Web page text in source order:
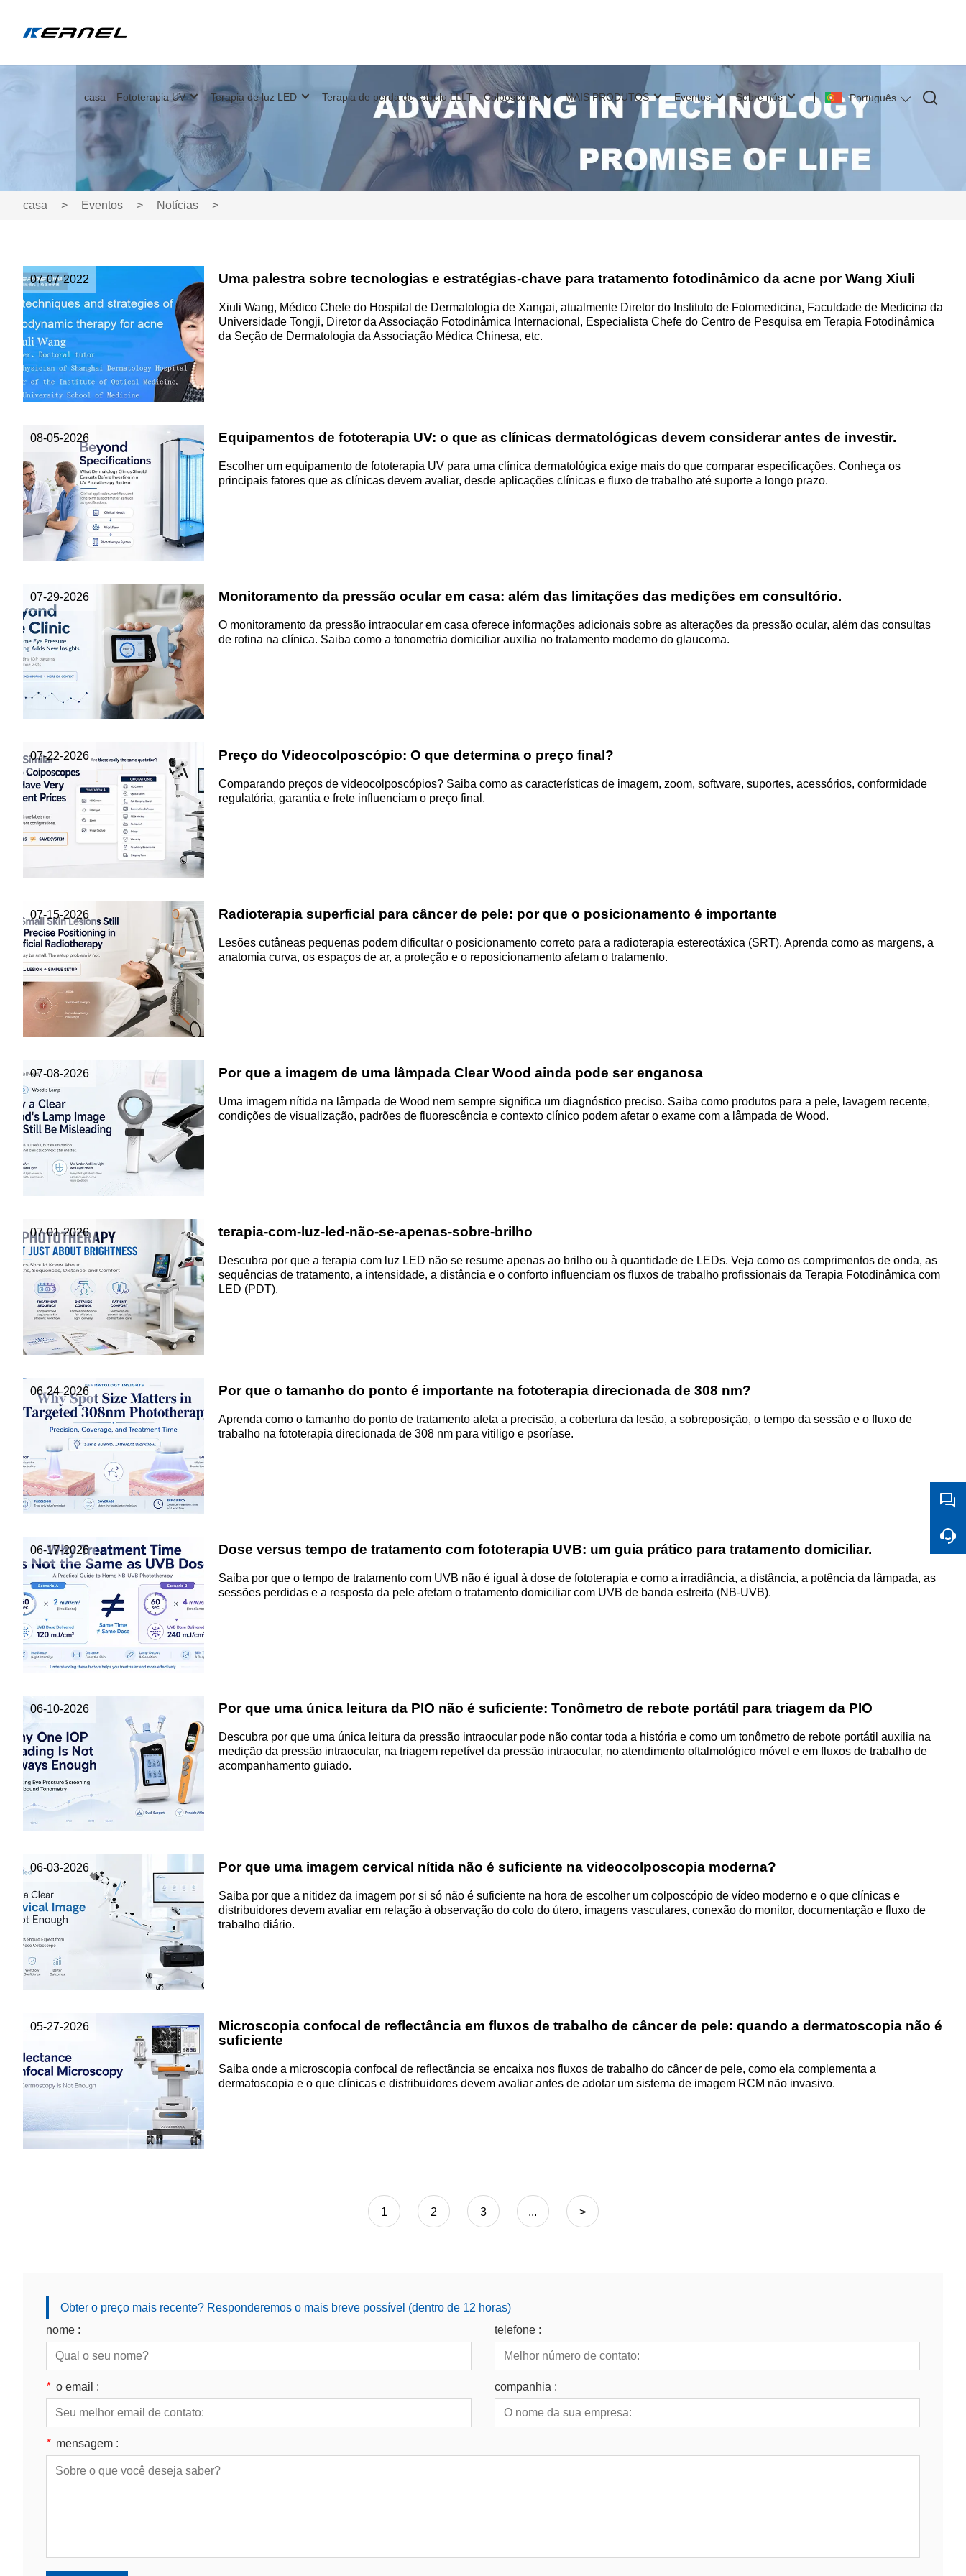
Português
casa Fototerapia UV Terapia de luz LED Terapia de perda de cabelo LLLT Colposcópio MAIS PRODUTOS Eventos Sobre nós
casa > Eventos > Notícias >
07-07-2022 Uma palestra sobre tecnologias e estratégias-chave para tratamento fotodinâmico da acne por Wang Xiuli
Xiuli Wang, Médico Chefe do Hospital de Dermatologia de Xangai, atualmente Diretor do Instituto de Fotomedicina, Faculdade de Medicina da
Universidade Tongji, Diretor da Associação Fotodinâmica Internacional, Especialista Chefe do Centro de Pesquisa em Terapia Fotodinâmica
da Seção de Dermatologia da Associação Médica Chinesa, etc.
08-05-2026 Equipamentos de fototerapia UV: o que as clínicas dermatológicas devem considerar antes de investir.
Escolher um equipamento de fototerapia UV para uma clínica dermatológica exige mais do que comparar especificações. Conheça os
principais fatores que as clínicas devem avaliar, desde aplicações clínicas e fluxo de trabalho até suporte a longo prazo.
07-29-2026 Monitoramento da pressão ocular em casa: além das limitações das medições em consultório.
O monitoramento da pressão intraocular em casa oferece informações adicionais sobre as alterações da pressão ocular, além das consultas
de rotina na clínica. Saiba como a tonometria domiciliar auxilia no tratamento moderno do glaucoma.
07-22-2026 Preço do Videocolposcópio: O que determina o preço final?
Comparando preços de videocolposcópios? Saiba como as características de imagem, zoom, software, suportes, acessórios, conformidade
regulatória, garantia e frete influenciam o preço final.
07-15-2026 Radioterapia superficial para câncer de pele: por que o posicionamento é importante
Lesões cutâneas pequenas podem dificultar o posicionamento correto para a radioterapia estereotáxica (SRT). Aprenda como as margens, a
anatomia curva, os espaços de ar, a proteção e o reposicionamento afetam o tratamento.
07-08-2026 Por que a imagem de uma lâmpada Clear Wood ainda pode ser enganosa
Uma imagem nítida na lâmpada de Wood nem sempre significa um diagnóstico preciso. Saiba como produtos para a pele, lavagem recente,
condições de visualização, padrões de fluorescência e contexto clínico podem afetar o exame com a lâmpada de Wood.
07-01-2026 terapia-com-luz-led-não-se-apenas-sobre-brilho
Descubra por que a terapia com luz LED não se resume apenas ao brilho ou à quantidade de LEDs. Veja como os comprimentos de onda, as
sequências de tratamento, a intensidade, a distância e o conforto influenciam os fluxos de trabalho profissionais da Terapia Fotodinâmica com
LED (PDT).
06-24-2026 Por que o tamanho do ponto é importante na fototerapia direcionada de 308 nm?
Aprenda como o tamanho do ponto de tratamento afeta a precisão, a cobertura da lesão, a sobreposição, o tempo da sessão e o fluxo de
trabalho na fototerapia direcionada de 308 nm para vitiligo e psoríase.
06-17-2026 Dose versus tempo de tratamento com fototerapia UVB: um guia prático para tratamento domiciliar.
Saiba por que o tempo de tratamento com UVB não é igual à dose de fototerapia e como a irradiância, a distância, a potência da lâmpada, as
sessões perdidas e a resposta da pele afetam o tratamento domiciliar com UVB de banda estreita (NB-UVB).
06-10-2026 Por que uma única leitura da PIO não é suficiente: Tonômetro de rebote portátil para triagem da PIO
Descubra por que uma única leitura da pressão intraocular pode não contar toda a história e como um tonômetro de rebote portátil auxilia na
medição da pressão intraocular, na triagem repetível da pressão intraocular, no atendimento oftalmológico móvel e em fluxos de trabalho de
acompanhamento guiado.
06-03-2026 Por que uma imagem cervical nítida não é suficiente na videocolposcopia moderna?
Saiba por que a nitidez da imagem por si só não é suficiente na hora de escolher um colposcópio de vídeo moderno e o que clínicas e
distribuidores devem avaliar em relação à observação do colo do útero, imagens vasculares, conexão do monitor, documentação e fluxo de
trabalho diário.
05-27-2026
Microscopia confocal de reflectância em fluxos de trabalho de câncer de pele: quando a dermatoscopia não é
suficiente
Saiba onde a microscopia confocal de reflectância se encaixa nos fluxos de trabalho do câncer de pele, como ela complementa a
dermatoscopia e o que clínicas e distribuidores devem avaliar antes de adotar um sistema de imagem RCM não invasivo.
1 2 3 ... >
Obter o preço mais recente? Responderemos o mais breve possível (dentro de 12 horas)
nome :
telefone :
* o email : companhia :
* mensagem :